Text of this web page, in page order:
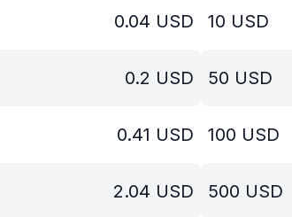
0.04 USD
0.2 USD
0.41 USD
2.04 USD
10 USD
50 USD
100 USD
500 USD